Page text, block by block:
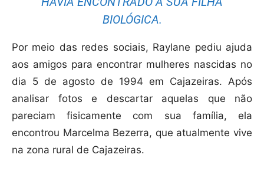
BIOLÓGICA.
Por meio das redes sociais, Raylane pediu ajuda
aos amigos para encontrar mulheres nascidas no
dia 5 de agosto de 1994 em Cajazeiras. Após
analisar fotos e descartar aquelas que não
pareciam fisicamente com sua família, ela
encontrou Marcelma Bezerra, que atualmente vive
na zona rural de Cajazeiras.